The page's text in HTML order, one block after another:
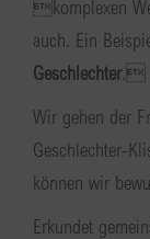
komplexen
auch. Ein
Geschlechter.
Wir gehen der
Geschlechter-
können wir
Erkundet